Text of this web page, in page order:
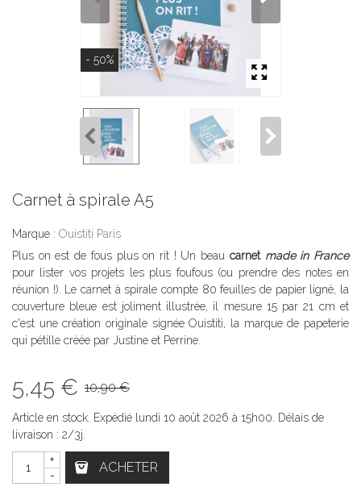
- 50%
Carnet à spirale A5
Marque : Ouistiti Paris
Plus on est de fous plus on rit ! Un beau carnet made in France
pour lister vos projets les plus foufous (ou prendre des notes en
réunion !). Le carnet à spirale compte 80 feuilles de papier ligné, la
couverture bleue est joliment illustrée, il mesure 15 par 21 cm et
c'est une création originale signée Ouistiti, la marque de papeterie
qui pétille créée par Justine et Perrine.
5,45 € 10,90 €
Article en stock. Expédié lundi 10 août 2026 à 15h00. Délais de
livraison : 2/3j.
-
+ ACHETER